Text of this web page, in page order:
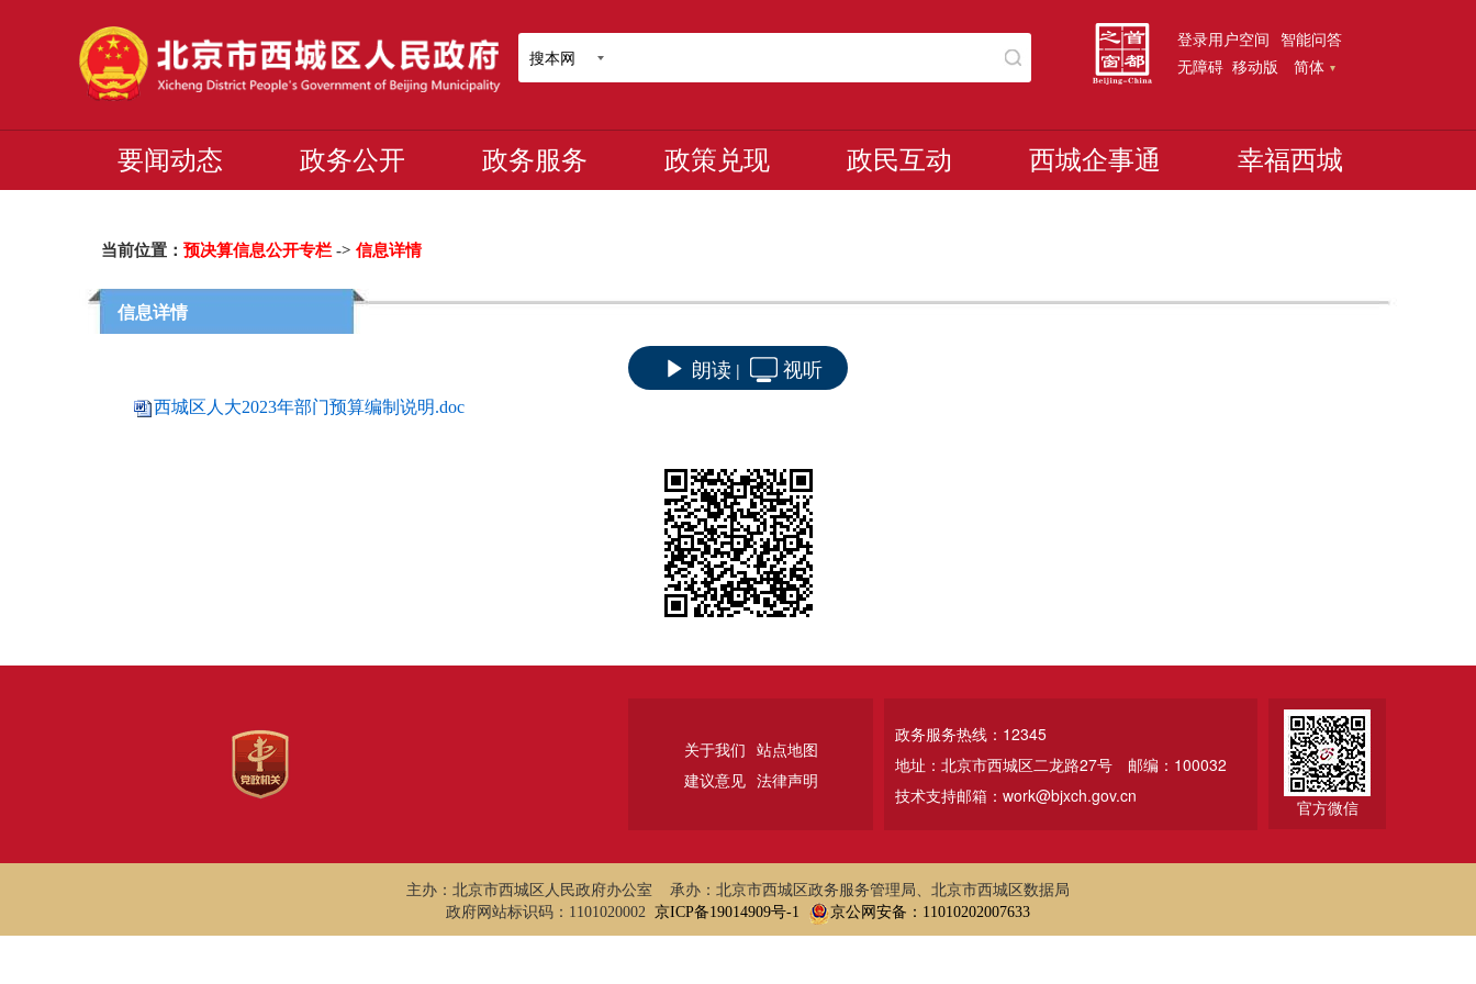
搜本网
登录用户空间 智能问答
无障碍 移动版 简体
要闻动态 政务公开 政务服务 政策兑现 政民互动 西城企事通 幸福西城
当前位置： 预决算信息公开专栏 -> 信息详情
信息详情
朗读 | 视听
西城区人大2023年部门预算编制说明.doc
关于我们 站点地图
建议意见 法律声明
政务服务热线：12345
地址：北京市西城区二龙路27号
邮编：100032
技术支持邮箱：work@bjxch.gov.cn
官方微信
主办：北京市西城区人民政府办公室 承办：北京市西城区政务服务管理局、北京市西城区数据局
政府网站标识码：1101020002 京ICP备19014909号-1 京公网安备：11010202007633